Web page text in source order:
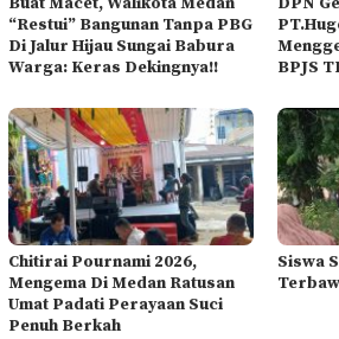
“Restui” Bangunan Tanpa PBG
Di Jalur Hijau Sungai Babura
Warga: Keras Dekingnya!!
BPJS
Chitirai Pournami 2026,
Mengema Di Medan Ratusan
Umat Padati Perayaan Suci
Penuh Berkah
Siswa